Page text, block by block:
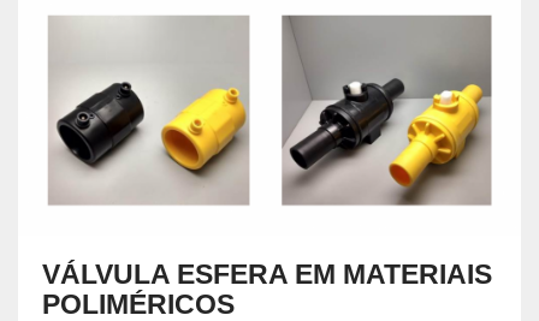
VÁLVULA ESFERA EM MATERIAIS
POLIMÉRICOS